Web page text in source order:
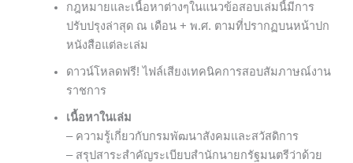
กฎหมายและเนื้อหาต่างๆในแนวข้อสอบเล่มนี้มีการ
ปรับปรุงล่าสุด ณ เดือน + พ.ศ. ตามที่ปรากฏบนหน้าปก
หนังสือแต่ละเล่ม
ดาวน์โหลดฟรี! ไฟล์เสียงเทคนิคการสอบสัมภาษณ์งาน
ราชการ
เนื้อหาในเล่ม
– ความรู้เกี่ยวกับกรมพัฒนาสังคมและสวัสดิการ
– สรุปสาระสำคัญระเบียบสำนักนายกรัฐมนตรีว่าด้วย